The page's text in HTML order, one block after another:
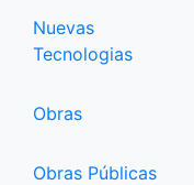
Nuevas
Tecnologias
Obras
Obras Públicas